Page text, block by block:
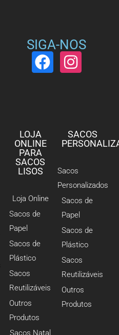
SIGA-NOS
LOJA
ONLINE
PARA
SACOS
LISOS
Loja Online
Sacos de
Papel
Sacos de
Plástico
Sacos
Reutilizáveis
Outros
Produtos
Sacos Natal
SACOS
Sacos
Personalizados
Sacos de
Papel
Sacos de
Plástico
Sacos
Reutilizáveis
Outros
Produtos